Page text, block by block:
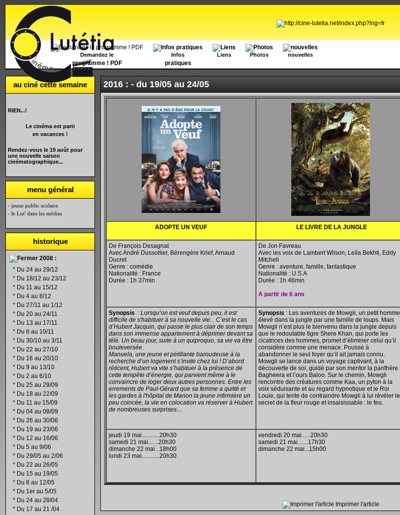
Accueil Demandez le
programme ! PDF
Infos
pratiques
Liens Photos nouvelles
au ciné cette semaine
RIEN...!
Le cinéma est parti
en vacances !
Rendez-vous le 19 août pour
une nouvelle saison
cinématographique...
menu général
- jeune public scolaire
- le Lut' dans les médias
historique
2008 :
* Du 24 au 29/12
* Du 18/12 au 23/12
* Du 11 au 15/12
* Du 4 au 8/12
* Du 27/11 au 1/12
* Du 20 au 24/11
* Du 13 au 17/11
* Du 6 au 10/11
* Du 30/10 au 3/11
* Du 22 au 27/10
* Du 16 au 20/10
* Du 9 au 13/10
* Du 2 au 6/10
* Du 25 au 29/09
* Du 18 au 22/09
* Du 11 au 15/09
* Du 04 au 08/09
* Du 26 au 30/06
* Du 19 au 23/06
* Du 12 au 16/06
* Du 5 au 9/06
* Du 29/05 au 2/06
* Du 22 au 26/05
* Du 15 au 19/05
* Du 8 au 12/05
* Du 1er au 5/05
* Du 24 au 28/04
* Du 17 au 21 /04
2016 : - du 19/05 au 24/05
ADOPTE UN VEUF LE LIVRE DE LA JUNGLE
De François Desagnat
Avec André Dussollier, Bérengère Krief, Arnaud
Ducret
Genre : comédie
Nationalité : France
Durée : 1h 37min
De Jon Favreau
Avec les voix de Lambert Wilson, Leïla Bekhti, Eddy
Mitchell
Genre : aventure, famille, fantastique
Nationalité : U.S.A
Durée : 1h 46min
A partir de 6 ans
Synopsis : Lorsqu’on est veuf depuis peu, il est
difficile de s'habituer à sa nouvelle vie... C’est le cas
d’Hubert Jacquin, qui passe le plus clair de son temps
dans son immense appartement à déprimer devant sa
télé. Un beau jour, suite à un quiproquo, sa vie va être
bouleversée.
Manuela, une jeune et pétillante baroudeuse à la
recherche d’un logement s’invite chez lui ! D’abord
réticent, Hubert va vite s’habituer à la présence de
cette tempête d’énergie, qui parvient même à le
convaincre de loger deux autres personnes. Entre les
errements de Paul-Gérard que sa femme a quitté et
les gardes à l'hôpital de Marion la jeune infirmière un
peu coincée, la vie en colocation va réserver à Hubert
de nombreuses surprises…
Synopsis : Les aventures de Mowgli, un petit homme
élevé dans la jungle par une famille de loups. Mais
Mowgli n’est plus le bienvenu dans la jungle depuis
que le redoutable tigre Shere Khan, qui porte les
cicatrices des hommes, promet d’éliminer celui qu’il
considère comme une menace. Poussé à
abandonner le seul foyer qu’il ait jamais connu,
Mowgli se lance dans un voyage captivant, à la
découverte de soi, guidé par son mentor la panthère
Bagheera et l’ours Baloo. Sur le chemin, Mowgli
rencontre des créatures comme Kaa, un pyton à la
voix séduisante et au regard hypnotique et le Roi
Louie, qui tente de contraindre Mowgli à lui révéler le
secret de la fleur rouge et insaisissable : le feu.
jeudi 19 mai............20h30
samedi 21 mai.......20h30
dimanche 22 mai...18h00
lundi 23 mai............20h30
vendredi 20 mai......20h30
samedi 21 mai.......17h30
dimanche 22 mai...15h00
Imprimer l'article